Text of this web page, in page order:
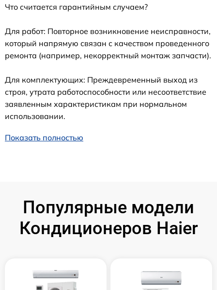
Что считается гарантийным случаем?
Для работ: Повторное возникновение неисправности,
который напрямую связан с качеством проведенного
ремонта (например, некорректный монтаж запчасти).
Для комплектующих: Преждевременный выход из
строя, утрата работоспособности или несоответствие
заявленным характеристикам при нормальном
использовании.
Показать полностью
Популярные модели
Кондиционеров Haier